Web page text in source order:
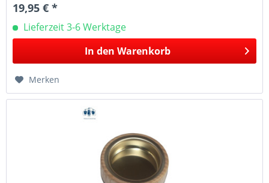
19,95 € *
Lieferzeit 3-6 Werktage
In den Warenkorb
Merken